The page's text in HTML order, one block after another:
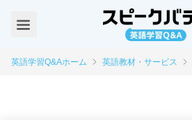
英語学習Q&Aホーム 英語教材・サービス